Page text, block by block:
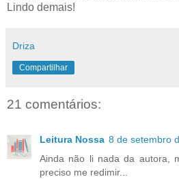
Lindo demais!
Driza
Compartilhar
21 comentários:
Leitura Nossa 8 de setembro
Ainda não li nada da autora,
preciso me redimir...